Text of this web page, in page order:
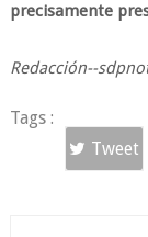
precisamente
Redacción--
Tags :
Tweet